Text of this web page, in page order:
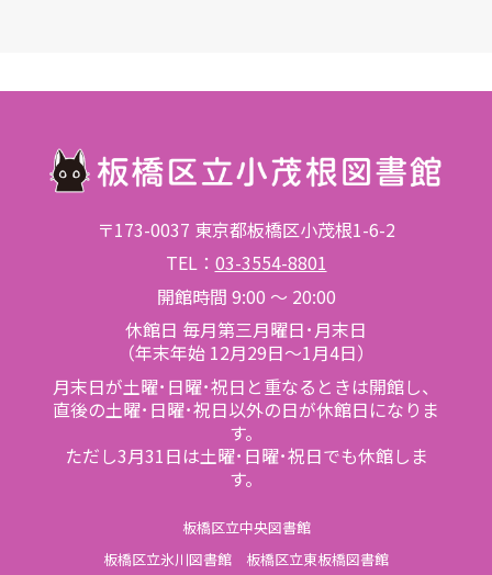
〒173-0037 東京都板橋区小茂根1-6-2
TEL： 03-3554-8801
開館時間 9:00 ～ 20:00
休館日 毎月第三月曜日･月末日
（年末年始 12月29日～1月4日）
月末日が土曜･日曜･祝日と重なるときは開館し、
直後の土曜･日曜･祝日以外の日が休館日になりま
す。
ただし3月31日は土曜･日曜･祝日でも休館しま
す。
板橋区立中央図書館
板橋区立氷川図書館
板橋区立東板橋図書館